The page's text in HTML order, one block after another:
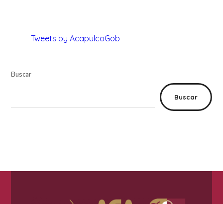
Tweets by AcapulcoGob
Buscar
Buscar